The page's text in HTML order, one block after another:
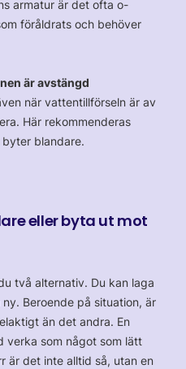
armatur är det ofta o-
föråldrats och behöver
är avstängd
när vattentillförseln är av
Här rekommenderas
blandare.
eller byta ut mot
två alternativ. Du kan laga
Beroende på situation, är
än det andra. En
verka som något som lätt
är det inte alltid så, utan en